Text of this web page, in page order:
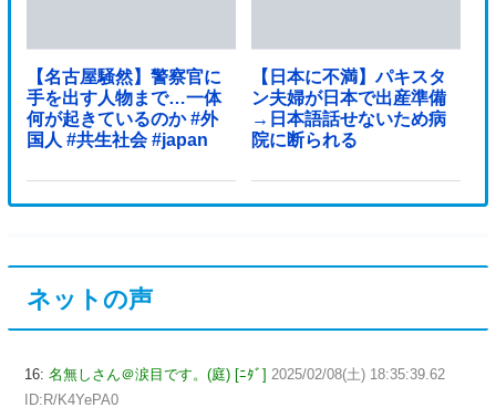
【名古屋騒然】警察官に
手を出す人物まで…一体
何が起きているのか #外
国人 #共生社会 #japan
【日本に不満】パキスタ
ン夫婦が日本で出産準備
→日本語話せないため病
院に断られる
ネットの声
16: 名無しさん＠涙目です。(庭) [ﾆﾀﾞ] 2025/02/08(土) 18:35:39.62
ID:R/K4YePA0